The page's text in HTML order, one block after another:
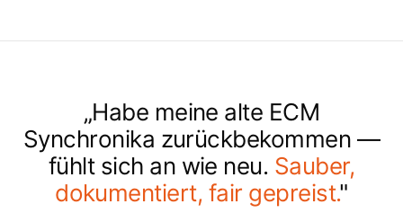
„Habe meine alte ECM
Synchronika zurückbekommen —
fühlt sich an wie neu. Sauber,
dokumentiert, fair gepreist."